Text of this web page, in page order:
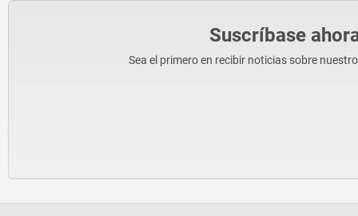
Suscríbase
Sea el primero en recibir noticias sobre